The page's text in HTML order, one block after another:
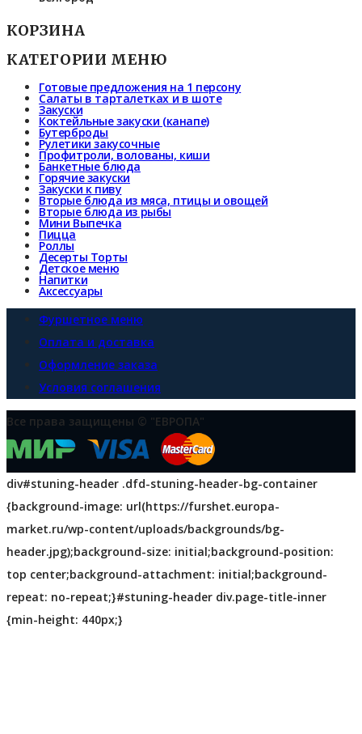
КОРЗИНА
КАТЕГОРИИ МЕНЮ
Готовые предложения на 1 персону
Салаты в тарталетках и в шоте
Закуски
Коктейльные закуски (канапе)
Бутерброды
Рулетики закусочные
Профитроли, волованы, киши
Банкетные блюда
Горячие закуски
Закуски к пиву
Вторые блюда из мяса, птицы и овощей
Вторые блюда из рыбы
Мини Выпечка
Пицца
Роллы
Десерты Торты
Детское меню
Напитки
Аксессуары
Фуршетное меню
Оплата и доставка
Оформление заказа
Условия соглашения
Все права защищены © "ЕВРОПА"
div#stuning-header .dfd-stuning-header-bg-container
{background-image: url(https://furshet.europa-
market.ru/wp-content/uploads/backgrounds/bg-
header.jpg);background-size: initial;background-position:
top center;background-attachment: initial;background-
repeat: no-repeat;}#stuning-header div.page-title-inner
{min-height: 440px;}